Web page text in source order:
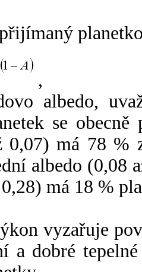
,
albedo,
se
0,07) má 78 %
albedo (0,08
má 18 %
vyzařuje
a dobré